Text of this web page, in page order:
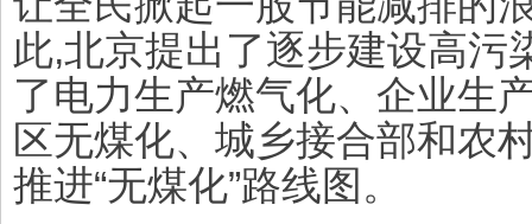
此,北京提出了逐步建设高污
了电力生产燃气化、企业生
区无煤化、城乡接合部和农
推进“无煤化”路线图。